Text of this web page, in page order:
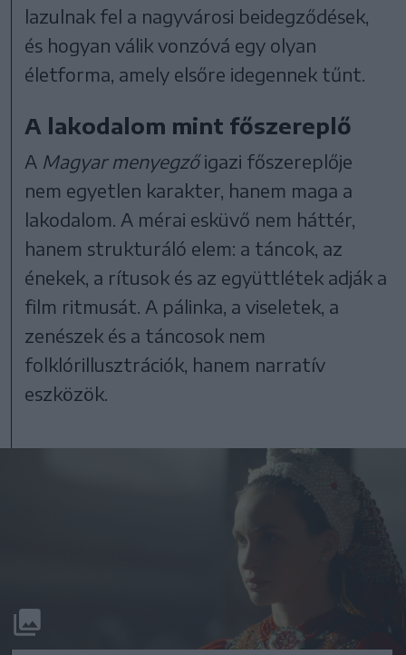
lazulnak fel a nagyvárosi beidegződések,
és hogyan válik vonzóvá egy olyan
életforma, amely elsőre idegennek tűnt.
A lakodalom mint főszereplő
A Magyar menyegzőigazi főszereplője
nem egyetlen karakter, hanem maga a
lakodalom. A mérai esküvő nem háttér,
hanem strukturáló elem: a táncok, az
énekek, a rítusok és az együttlétek adják a
film ritmusát. A pálinka, a viseletek, a
zenészek és a táncosok nem
folklórillusztrációk, hanem narratív
eszközök.